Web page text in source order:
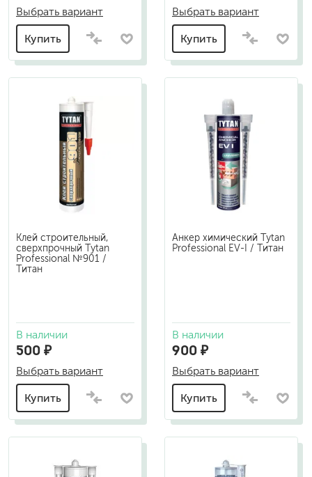
Выбрать вариант
Купить
Выбрать вариант
Купить
Клей строительный,
сверхпрочный Tytan
Professional №901 /
Титан
В наличии
500 ₽
Выбрать вариант
Купить
Анкер химический Tytan
Professional EV-I / Титан
В наличии
900 ₽
Выбрать вариант
Купить